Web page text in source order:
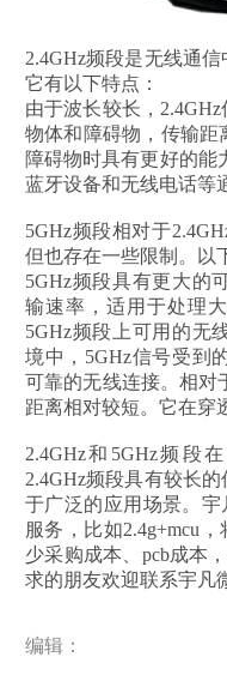
2.4GHz频段是无线通
它有以下特点：
由于波长较长，
物体和障碍物，传输距
障碍物时具有更好的能
蓝牙设备和无线电话等
5GHz频段相对于
但也存在一些限制。以
5GHz频段具有更大的
输速率，适用于处理
5GHz频段上可用的无
境中，5GHz信号受到
可靠的无线连接。相对
距离相对较短。它在穿
2.4GHz和5GHz频段
2.4GHz频段具有较长
于广泛的应用场景。宇
服务，比如2.4g+mcu
少采购成本、pcb成本
求的朋友欢迎联系宇凡
编辑：